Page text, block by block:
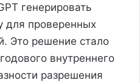
генерировать
для проверенных
Это решение стало
внутреннего
разрешения